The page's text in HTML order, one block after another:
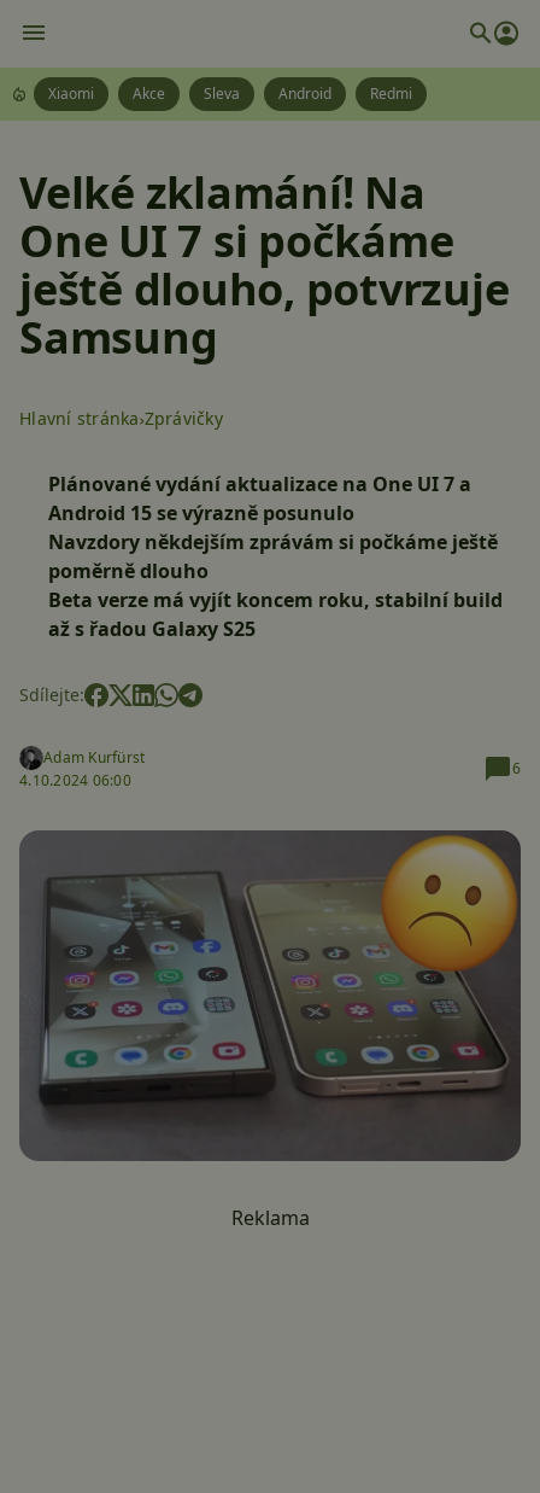
Xiaomi Akce Sleva Android Redmi
Velké zklamání! Na
One UI 7 si počkáme
ještě dlouho, potvrzuje
Samsung
Hlavní stránka Zprávičky
Plánované vydání aktualizace na One UI 7 a
Android 15 se výrazně posunulo
Navzdory někdejším zprávám si počkáme ještě
poměrně dlouho
Beta verze má vyjít koncem roku, stabilní build
až s řadou Galaxy S25
Sdílejte:
Adam Kurfürst
4.10.2024 06:00
6
Reklama